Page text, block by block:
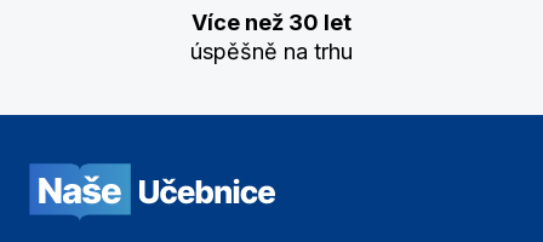
Více než 30 let
úspěšně na trhu